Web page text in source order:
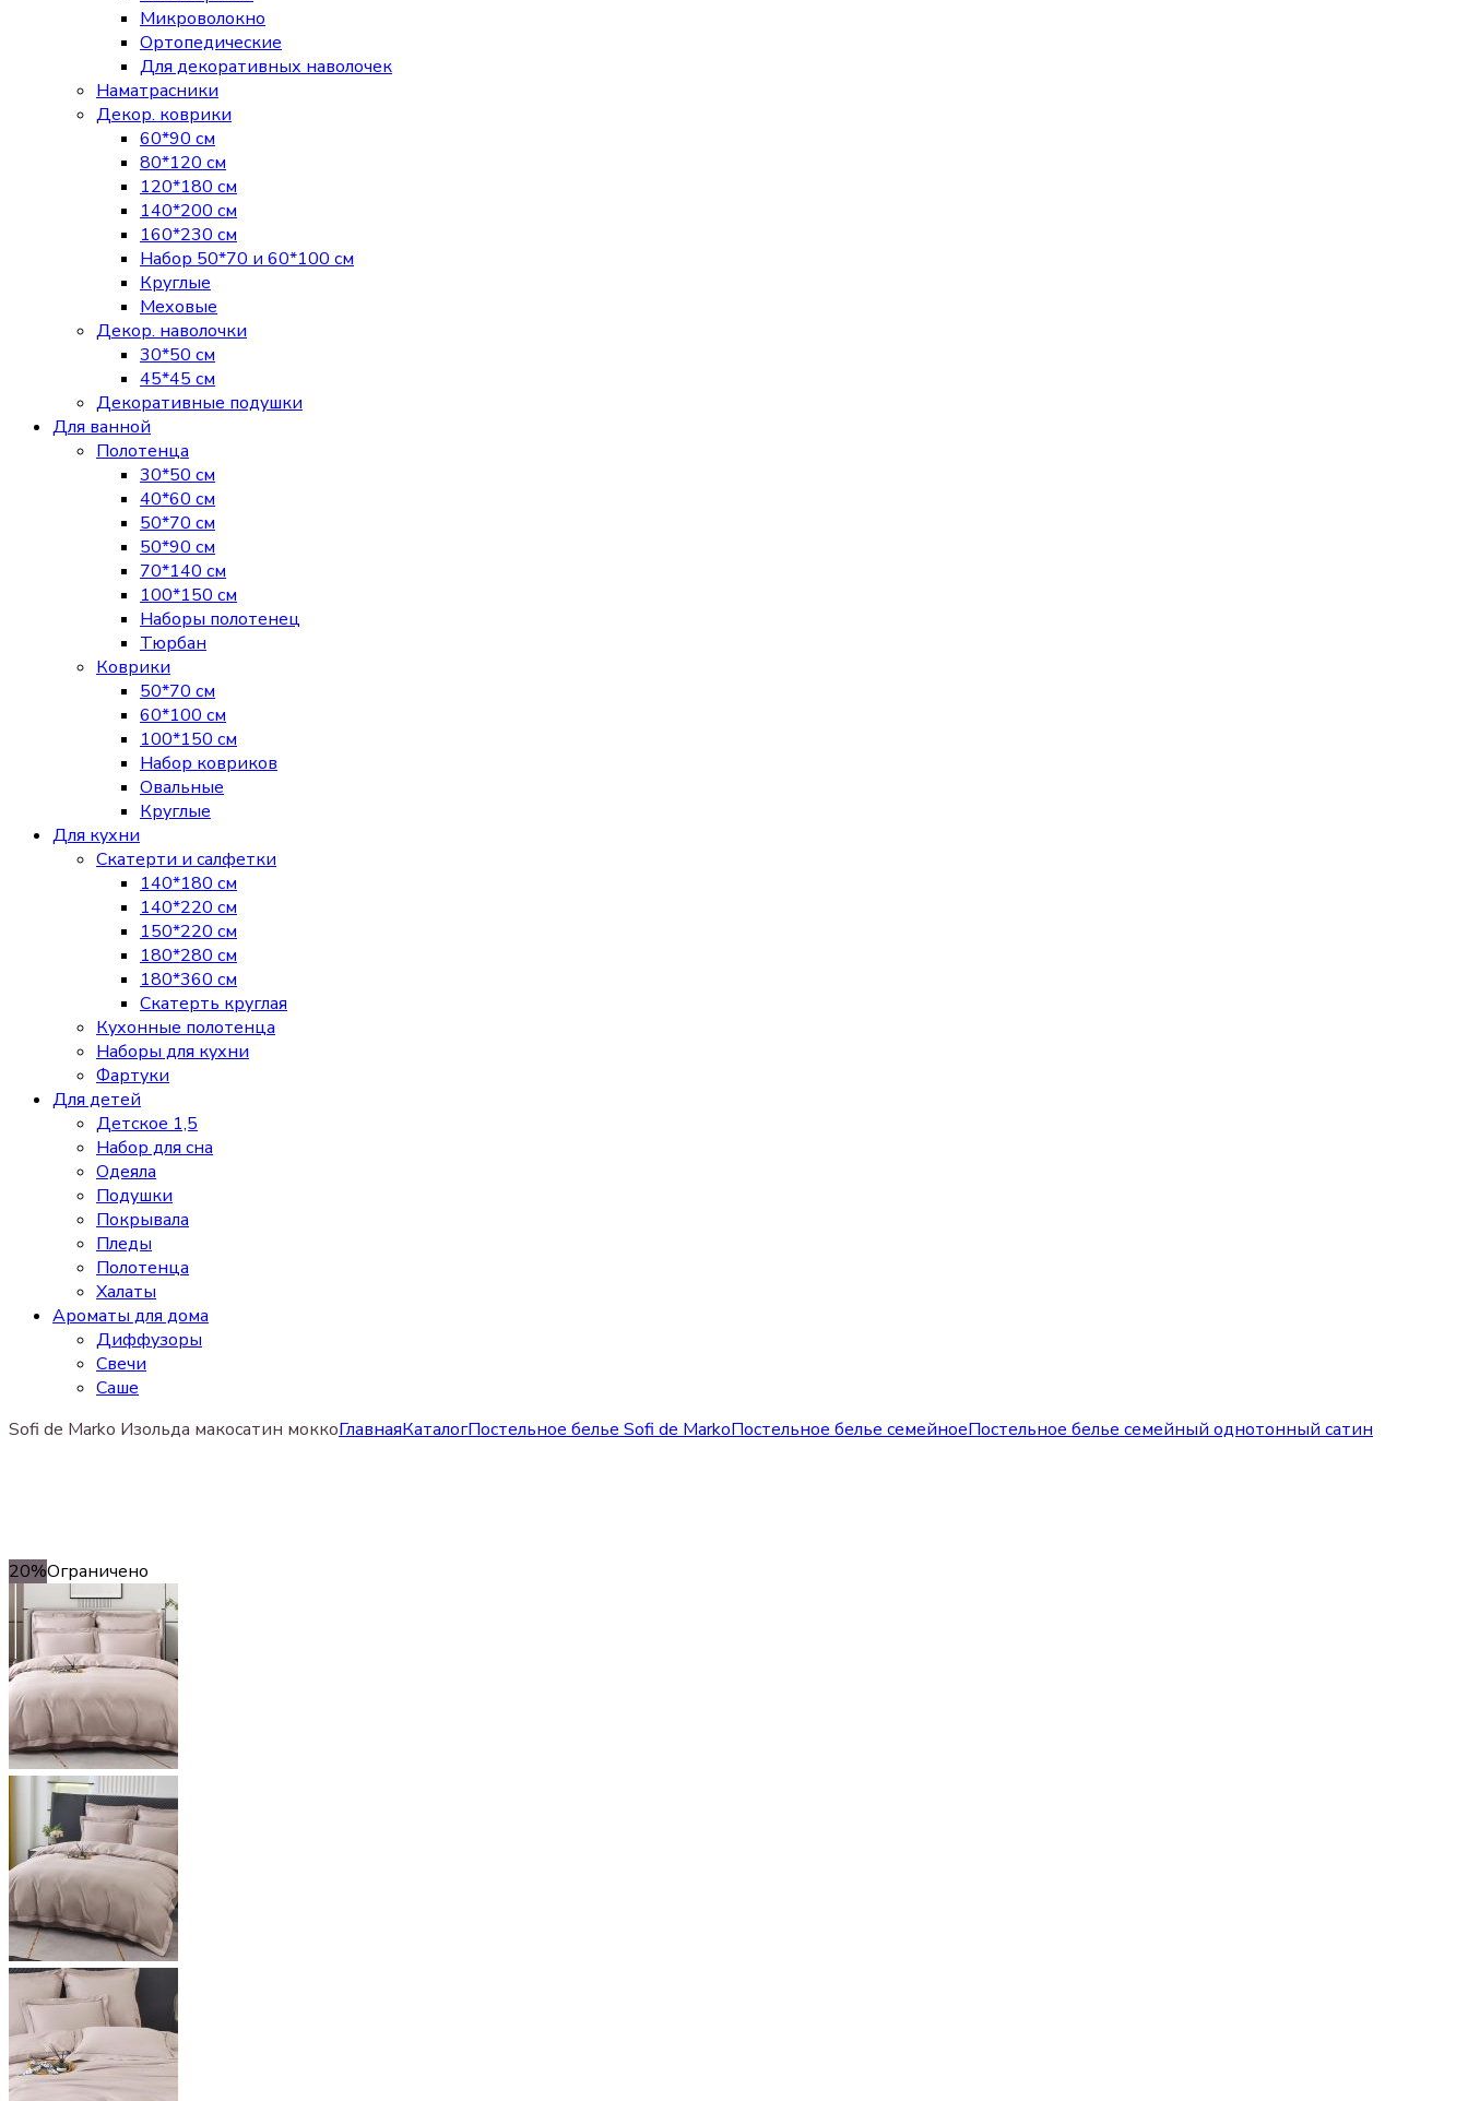
Микроволокно
Ортопедические
Для декоративных наволочек
Наматрасники
Декор. коврики
60*90 см
80*120 см
120*180 см
140*200 см
160*230 см
Набор 50*70 и 60*100 см
Круглые
Меховые
Декор. наволочки
30*50 см
45*45 см
Декоративные подушки
Для ванной
Полотенца
30*50 см
40*60 см
50*70 см
50*90 см
70*140 см
100*150 см
Наборы полотенец
Тюрбан
Коврики
50*70 см
60*100 см
100*150 см
Набор ковриков
Овальные
Круглые
Для кухни
Скатерти и салфетки
140*180 см
140*220 см
150*220 см
180*280 см
180*360 см
Скатерть круглая
Кухонные полотенца
Наборы для кухни
Фартуки
Для детей
Детское 1,5
Набор для сна
Одеяла
Подушки
Покрывала
Пледы
Полотенца
Халаты
Ароматы для дома
Диффузоры
Свечи
Cаше
Sofi de Marko Изольда макосатин моккоГлавнаяКаталогПостельное белье Sofi de MarkoПостельное белье семейноеПостельное белье семейный однотонный сатин
20%Ограничено